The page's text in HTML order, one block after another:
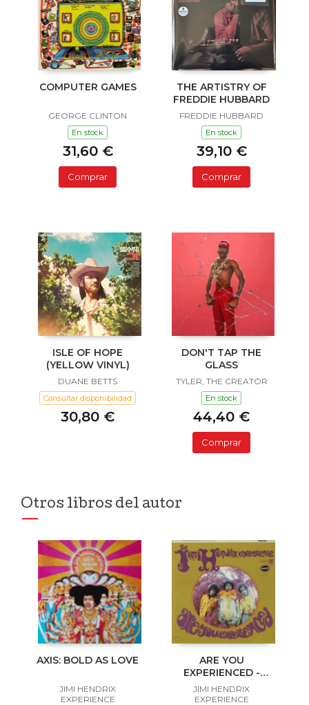
COMPUTER GAMES
GEORGE CLINTON
En stock
31,60 €
Comprar
THE ARTISTRY OF
FREDDIE HUBBARD
FREDDIE HUBBARD
En stock
39,10 €
Comprar
ISLE OF HOPE
(YELLOW VINYL)
DUANE BETTS
Consultar disponibilidad
30,80 €
DON'T TAP THE
GLASS
TYLER, THE CREATOR
En stock
44,40 €
Comprar
Otros libros del autor
AXIS: BOLD AS LOVE
JIMI HENDRIX
EXPERIENCE
ARE YOU
EXPERIENCED -
MONO
JIMI HENDRIX
EXPERIENCE